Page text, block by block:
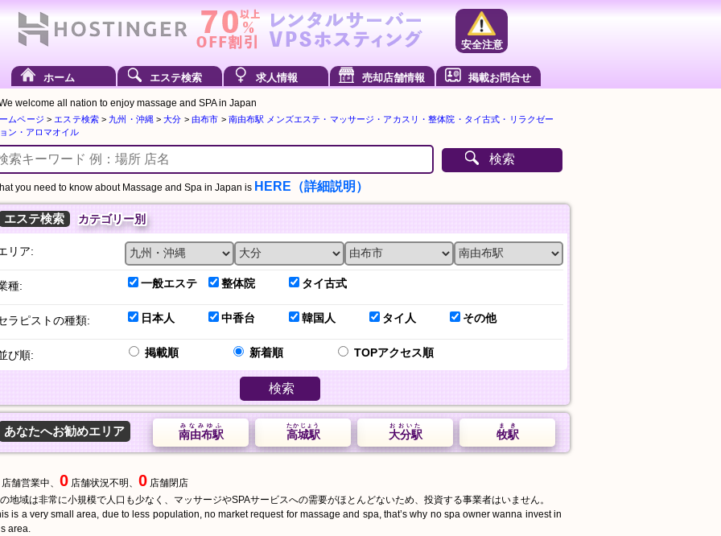
安全注意
ホーム エステ検索 求人情報 売却店舗情報 掲載お問合せ
welcome all nation to enjoy massage and SPA in Japan
ムページ > エステ検索> 九州・沖縄 >大分 > 由布市 > 南由布駅 メンズエステ・マッサージ・アカスリ・整体院・タイ古式・リラクゼー
ン・アロマオイル
検索
you need to know about Massage and Spa in Japan is HERE（詳細説明）
エステ検索 カテゴリー別
リア:
種: 一般エステ 整体院 タイ古式
ラピストの種類: 日本人 中香台 韓国人 タイ人 その他
び順: 掲載順 新着順 TOPアクセス順
検索
あなたへお勧めエリア 牧駅
まき
大分駅
おおいた
高城駅
たかじょう
南由布駅
みなみゆふ
店舗営業中、 0 店舗状況不明、 0 店舗閉店
地域は非常に小規模で人口も少なく、マッサージやSPAサービスへの需要がほとんどないため、投資する事業者はいません。
is a very small area, due to less population, no market request for massage and spa, that’s why no spa owner wanna invest in
area.